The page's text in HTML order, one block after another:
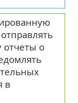
отчеты о
в